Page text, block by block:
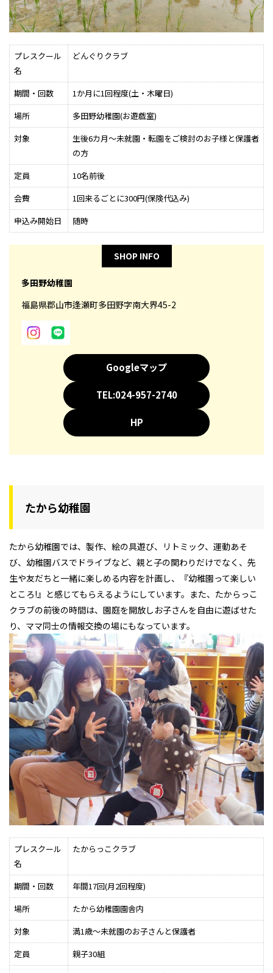
プレスクール
名
どんぐりクラブ
期間・回数
1か月に1回程度(土・木曜日)
場所
多田野幼稚園(お遊戯室)
対象
生後6カ月～未就園・転園をご検討のお子様と保護者
の方
定員
10名前後
会費
1回来るごとに300円(保険代込み)
申込み開始日
随時
SHOP INFO
多田野幼稚園
福島県郡山市逢瀬町多田野字南大界45-2
Googleマップ
TEL:024-957-2740
HP
たから幼稚園
たから幼稚園では、製作、絵の具遊び、リトミック、運動あそ
び、幼稚園バスでドライブなど、親と子の関わりだけでなく、先
生や友だちと一緒に楽しめる内容を計画し、『幼稚園って楽しい
ところ!』と感じてもらえるようにしています。また、たからっこ
クラブの前後の時間は、園庭を開放しお子さんを自由に遊ばせた
り、ママ同士の情報交換の場にもなっています。
プレスクール
名
たからっこクラブ
期間・回数
年間17回(月2回程度)
場所
たから幼稚園園舎内
対象
満1歳～未就園のお子さんと保護者
定員
親子30組